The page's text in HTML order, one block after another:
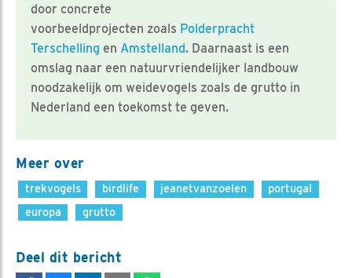
door concrete
voorbeeldprojecten zoals Polderpracht
Terschelling en Amstelland. Daarnaast is een
omslag naar een natuurvriendelijker landbouw
noodzakelijk om weidevogels zoals de grutto in
Nederland een toekomst te geven.
Meer over
trekvogels birdlife jeanetvanzoelen
portugal
europa
grutto
Deel dit bericht